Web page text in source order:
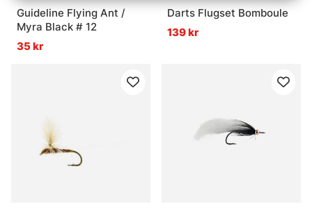
Guideline Flying Ant /
Myra Black # 12
35 kr
Darts Flugset Bomboule
139 kr